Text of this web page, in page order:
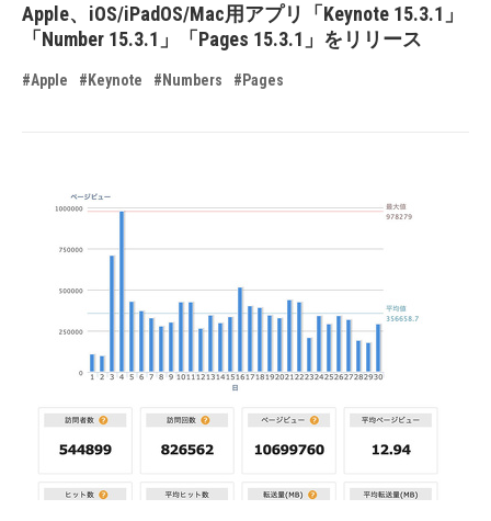
Apple、iOS/iPadOS/Mac用アプリ「Keynote 15.3.1」
「Number 15.3.1」「Pages 15.3.1」をリリース
#Apple #Keynote #Numbers #Pages